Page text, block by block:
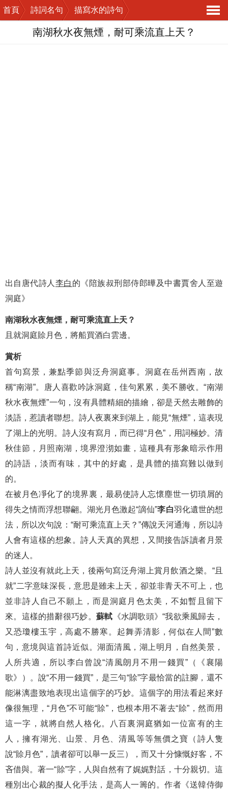
首頁 詩詞名句
描寫水的詩句
導
南湖秋水夜無煙，耐可乘流直上天？
出自唐代詩人 李白 的《陪族叔刑部侍郎曄及中書賈舍人至遊
洞庭》
南湖秋水夜無煙，耐可乘流直上天？
且就洞庭賒月色，將船買酒白雲邊。
賞析
首句寫景，兼點季節與泛舟洞庭事。洞庭在岳州西南，故
稱“南湖”。唐人喜歡吟詠洞庭，佳句累累，美不勝收。“南湖
秋水夜無煙”一句，沒有具體精細的描繪，卻是天然去雕飾的
淡語，惹讀者聯想。詩人夜裏來到湖上，能見“無煙”，這表現
了湖上的光明。詩人沒有寫月，而已得“月色”，用詞極妙。清
秋佳節，月照南湖，境界澄沏如畫，這種具有形象暗示作用
的詩語，淡而有味，其中的好處，是具體的描寫難以做到
的。
在被月色凈化了的境界裏，最易使詩人忘懷塵世一切瑣屑的
得失之情而浮想聯翩。湖光月色激起“謫仙”李白羽化遺世的想
法，所以次句說：“耐可乘流直上天？”傳說天河通海，所以詩
人會有這樣的想象。詩人天真的異想，又間接告訴讀者月景
的迷人。
詩人並沒有就此上天，後兩句寫泛舟湖上賞月飲酒之樂。“且
就”二字意味深長，意思是雖未上天，卻並非青天不可上，也
並非詩人自己不願上，而是洞庭月色太美，不如暫且留下
來。這樣的措辭很巧妙。 蘇軾 《水調歌頭》“我欲乘風歸去，
又恐瓊樓玉宇，高處不勝寒。起舞弄清影，何似在人間”數
句，意境與這首詩近似。湖面清風，湖上明月，自然美景，
人所共適，所以李白曾說“清風朗月不用一錢買”（《襄陽
歌》）。說“不用一錢買”，是三句“賒”字最恰當的註腳，還不
能淋漓盡致地表現出這個字的巧妙。這個字的用法看起來好
像很無理，“月色”不可能“賒”，也根本用不著去“賒”，然而用
這一字，就將自然人格化。八百裏洞庭猶如一位富有的主
人，擁有湖光、山景、月色、清風等等無價之寶（詩人隻
說“賒月色”，讀者卻可以舉一反三），而又十分慷慨好客，不
吝借與。著一“賒”字，人與自然有了娓娓對話，十分親切。這
種別出心裁的擬人化手法，是高人一籌的。作者《送韓侍御